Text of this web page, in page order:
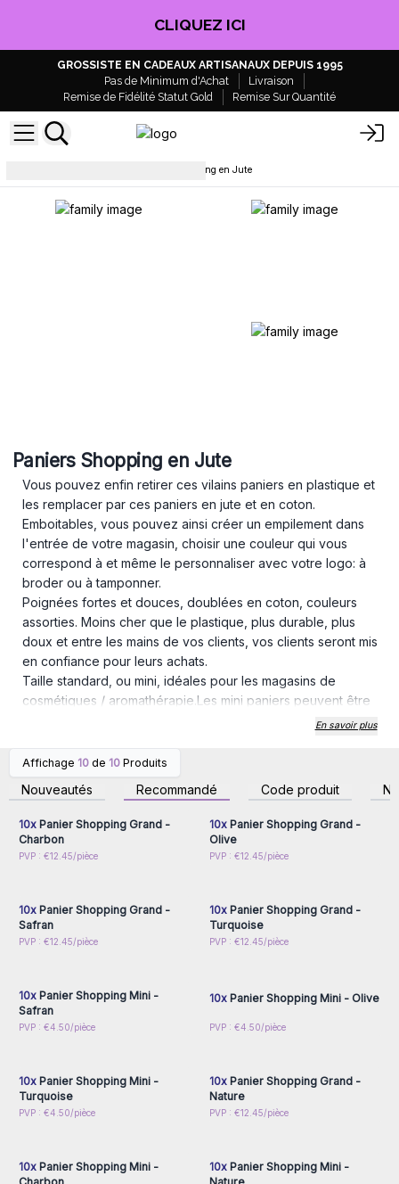
CLIQUEZ ICI
GROSSISTE EN CADEAUX ARTISANAUX DEPUIS 1995
Pas de Minimum d'Achat
Livraison
Remise de Fidélité Statut Gold
Remise Sur Quantité
Paniers Shopping en Jute
Paniers Shopping en Jute
Vous pouvez enfin retirer ces vilains paniers en plastique et
les remplacer par ces paniers en jute et en coton.
Emboitables, vous pouvez ainsi créer un empilement dans
l'entrée de votre magasin, choisir une couleur qui vous
correspond à et même le personnaliser avec votre logo: à
broder ou à tamponner.
Poignées fortes et douces, doublées en coton, couleurs
assorties. Moins cher que le plastique, plus durable, plus
doux et entre les mains de vos clients, vos clients seront mis
en confiance pour leurs achats.
Taille standard, ou mini, idéales pour les magasins de
cosmétiques / aromathérapie.Les mini paniers peuvent être
également utilisés pour des paniers-cadeaux prêts à
Prenez rendez-vous avec le naturel dès aujourd'hui avec la
En savoir plus
Affichage 10 de 10 Produits
Nouveautés Recommandé Code produit
Connectez-vous ou
inscrivez-vous pour
accéder aux prix de gros
10xPanier Shopping Grand -
Charbon
PVP : €12.45/pièce
inscrivez-vous pour
accéder aux prix de gros
10xPanier Shopping Grand -
Olive
PVP : €12.45/pièce
Connectez-vous ou
10xPanier Shopping Grand -
Safran
PVP : €12.45/pièce
Connectez-vous ou
10xPanier Shopping Grand -
Turquoise
PVP : €12.45/pièce
Connectez-vous ou
10xPanier Shopping Mini -
Safran
PVP : €4.50/pièce
Connectez-vous ou
10xPanier Shopping Mini - Olive
PVP : €4.50/pièce
Connectez-vous ou
10xPanier Shopping Mini -
Turquoise
PVP : €4.50/pièce
Connectez-vous ou
10xPanier Shopping Grand -
Nature
PVP : €12.45/pièce
Connectez-vous ou
10xPanier Shopping Mini -
Connectez-vous ou
10xPanier Shopping Mini -